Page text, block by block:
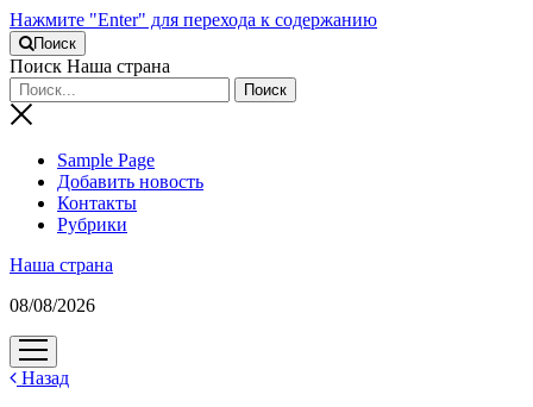
Нажмите "Enter" для перехода к содержанию
Поиск
Поиск Наша страна
Sample Page
Добавить новость
Контакты
Рубрики
Наша страна
08/08/2026
открыть
меню
Назад